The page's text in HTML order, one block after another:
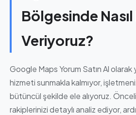
Bölgesinde
Veriyoruz?
Google Maps Yorum Satın Al olarak
hizmeti sunmakla kalmıyor,
bütüncül şekilde ele alıyoruz.
rakiplerinizi detaylı analiz ediyor,